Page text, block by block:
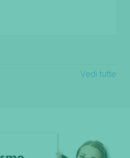
Vedi tutte